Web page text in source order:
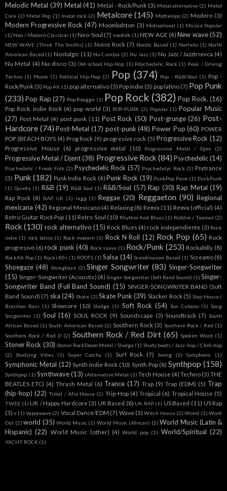
Melodic Metal (39) Metal (41) Metal - Rock/Punk (3) Metal alternativo (2) Metal
Core (2) Metal Pop (1) metal rock (2) Metalcore (145) Midtempo (2) Modern (3)
Modern Progressive Rock (47) Moombahton (3) Motivational (1) Música Popular
(1) Neo / Modern Classical (1) Neo-Soul (7) neofolk (1) NEW AGE (4) New wave (52)
NEW WAVE (Think The Smiths) (1) Noise Rock (7) Nordic Based (1) Norteño (1) North
American Based (1) Nostalgic (11) Nu Cumbia (2) Nu Jazz (1) Nu Jazz / Jazztronica (4)
Nu Metal (4) Nu-disco (3) Old-school Hip-Hop (1) Pdychedelic Rock (1) Peak / Driving
Techno (1) Phonk (1) Political Hip-Hop (2) Pop (374) Pop - R&B/Soul (1) Pop -
Rock/Punk (3) Pop Alt (1) pop alternativo (5) Pop indie (3) pop latino (7) Pop Punk
(233) Pop Rap (27) Pop Reagge (1) Pop Rock (382) Pop Rock. (16)
Pop Rock. Indie Rock (4) pop world (3) POP-PUNK (2) Popular (1) Popular Music
(27) Post Metal (4) post punk (11) Post Rock (50) Post-grunge (26) Post-
Hardcore (74) Post-Metal (17) post-punk (48) Power Pop (60) POWER
POP (BEACH BOYS (4) Prog Rock (9) progresive rock (5) Progressive Rock (12)
Progressive House (6) progressive metal (10) Progressive Metal / Djen (2)
Progressive Metal / Djent (38) Progressive Rock (84) Psychedelic(14)
Psychedelic / Freak Folk (2) Psychedelic Rock (57) Psychedelyc Rock (2) Psytrance
(3) Punk (182) Punk Indie Rock (4) Punk Rock (19) PunkPop Punk (1) PunkPunk
(1) Quieky (1) R&B (19) R&B Soul (1) R&B/Soul (57) Rap (30) Rap Metal (19)
Rap Rock (4) RAP UK (1) regg (1) Reggae (20) Reggaeton (90) Regional
mexicana (42) Regional Mexicano (4) Relaxing (8) Remix (11) Remix (official) (4)
Retro Guitar Rock Pop (11) Retro Soul (10) Rhythm And Blues (1) Riddim / Tearout (2)
Rock (130) rock alternativo (15) Rock Blues (4) rock independiente (3) Rock
indie (1) rock latino (1) Rock modern (1) Rock N Roll (12) Rock Pop (65) Rock
progresivo (6) rock punk (40) Rock suave (1) Rock/Punk (253) Rockabilly (8)
RockAlt Pop (1) Rocks 80s (1) ROOTS (1) Salsa (14) Scandinavian Based (1) Screamo (8)
Shoegaze (48) Shoeghaze (2) Singer Songwriter (83) Singer-Songwriter
(15) Singer-Songwriter (Acoustic) (4) Singer-Songwriter (Soft Band Sound) (1) Singer-
Songwriter Band (Full Band Sound) (15) SINGER-SONGWRITER BAND (Soft
Band Sound) (7) ska (24) Skate (2) Skate Punk (39) Slacker Rock (5) Slap House /
Brazilian Bass (1) Slowcore (10) Sludge (1) Soft Rock (54) Son Cubano (1) Song
Songwriter (1) Soul (16) SOUL ROCK (9) Soundscape (3) Soundtrack (7) South
African Based (1) South American Based (2) Southern Rock (3) Southern Rock / Red (1)
Southern Rock / Red D (2) Southern Rock / Red Dirt (65) Spoken Word (1)
Stoner Rock (30) Stoner RockDoom Metal / Sludge (1) Study beats / Jazz-hop / Chill-hop
(2)
Studying Vibes (1) Super Catchy (1) Surf Rock (7) Swing (1) Symphonic (1)
Symphonic Metal (12) Synth Indie Rock (10) Synth Pop (8) Synthpop (158)
Synthpop. (1) Synthwave (13) tAlternative Metal (1) Tech House (4) Techno (3) THE
BEATLES ETC) (4) Thrash Metal (6) Trance (17) Trap (9) Trap (EDM) (5) Trap
(hip-hop) (22) Tribal / Afro House (2) Trip-Hop (4) Tropical (6) Tropical House (5)
TWEE (1) UK / Happy Hardcore (3) UK Based (8) UK RAP (1) US Based (11) US Rap
(3) v (1) Vaporwave (2) Vocal Dance/EDM (7) Wave (3) Witch House (2) Wolrd (1) Work
Out (2) world (35) World Music (1) World Music (African) (2) World Music (Latin &
Hispanic) (22) World Music (other) (4) World pop (1) World/Spiritual (22)
YACHT ROCK (1)